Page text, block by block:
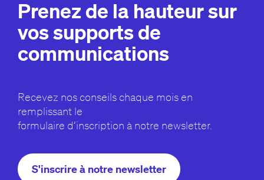
Prenez de la hauteur sur
vos supports de
communications
Recevez nos conseils chaque mois en
remplissant le
formulaire d’inscription à notre newsletter.
S'inscrire à notre newsletter